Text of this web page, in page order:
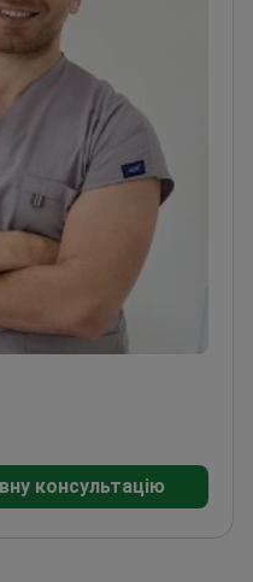
консультацію